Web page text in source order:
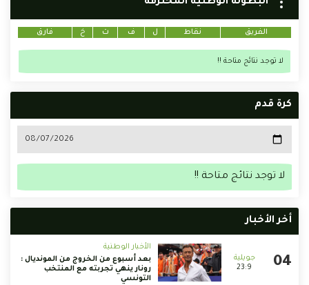
الفريق نقاط ل ف ت خ فارق
لا توجد نتائج متاحة !!
كرة قدم
لا توجد نتائج متاحة !!
أخر الأخبار
23:9
الأخبار الوطنية
بعد أسبوع من الخروج من المونديال :
رونار ينهي تجربته مع المنتخب
التونسي